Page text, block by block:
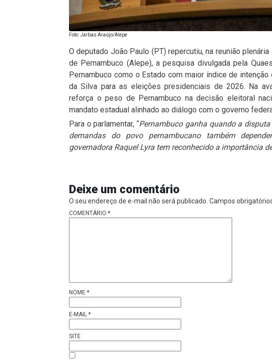
Foto: Jarbas Araújo/Alepe
O deputado João Paulo (PT) repercutiu, na reunião
de Pernambuco (Alepe), a pesquisa divulgada pela
Pernambuco como o Estado com maior índice de
da Silva para as eleições presidenciais de 2026. Na
reforça o peso de Pernambuco na decisão eleitoral
mandato estadual alinhado ao diálogo com o governo
Para o parlamentar, “Pernambuco ganha quando a
demandas do povo pernambucano também
governadora Raquel Lyra tem reconhecido a importância
Deixe um comentário
O seu endereço de e-mail não será publicado. Campos
COMENTÁRIO *
NOME *
E-MAIL *
SITE